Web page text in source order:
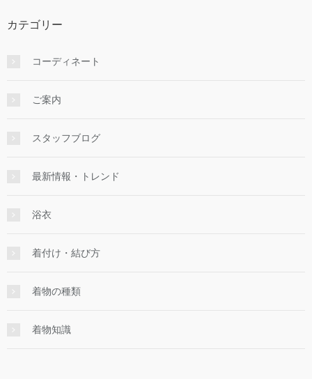
カテゴリー
コーディネート
ご案内
スタッフブログ
最新情報・トレンド
浴衣
着付け・結び方
着物の種類
着物知識